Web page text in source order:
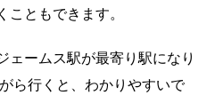
こともできます。
ェームス駅が最寄り駅になり
ら行くと、わかりやすいで